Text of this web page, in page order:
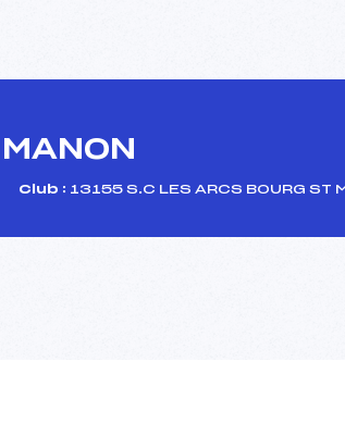
Club : 13155 S.C LES ARCS BOURG ST